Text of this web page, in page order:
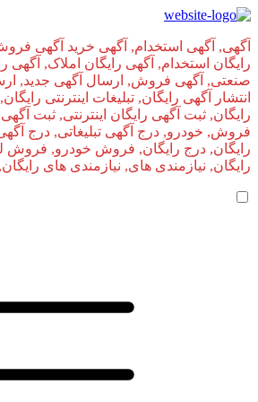
آگهی, آگهی استخدام, آگهی خرید آگهی
رایگان استخدام, آگهی رایگان املاک, آگهی
صنعتی, آگهی فروش, ارسال آگهی جدید,
انتشار آگهی رایگان, تبلیغات اینترنتی
رایگان, ثبت آگهی رایگان اینترنتی, ثبت
فروش, خودرو, درج آگهی تبلیغاتی, درج
رایگان, درج رایگان, فروش خودرو, فروش
رایگان, نیازمندی های, نیازمندی‌ های رایگان,